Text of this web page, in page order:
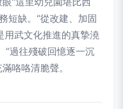
短缺。“從改建、加固
用武文化推進的真摯澆
”過往殘破回憶逐一沉
咯咯清脆聲。